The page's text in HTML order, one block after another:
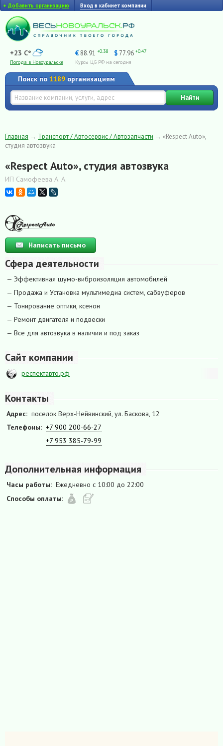
+ Добавить организацию Вход в кабинет компании
+23 C°
Погода в Новоуральске
€ 88.91 +0.38 $ 77.96 +0.47
Курсы ЦБ РФ на сегодня
Поиск по 1189 организациям
Найти
Главная → Транспорт / Автосервис / Автозапчасти → «Respect Auto»,
студия автозвука
«Respect Auto», студия автозвука
ИП Самофеева А. А.
Написать письмо
Сфера деятельности
— Эффективная шумо-виброизоляция автомобилей
— Продажа и Установка мультимедиа систем, сабвуферов
— Тонирование оптики, ксенон
— Ремонт двигателя и подвески
— Все для автозвука в наличии и под заказ
Сайт компании
респектавто.рф
Контакты
Адрес: поселок Верх-Нейвинский, ул. Баскова, 12
Телефоны: +7 900 200-66-27
+7 953 385-79-99
Дополнительная информация
Часы работы: Ежедневно с 10:00 до 22:00
Способы оплаты: